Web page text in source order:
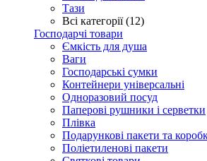
Тази
Всі категорії (12)
Господарчі товари
Ємкість для душа
Ваги
Господарські сумки
Контейнери універсальні
Одноразовий посуд
Паперові рушники і серветки
Плівка
Подарункові пакети та
Поліетиленові пакети